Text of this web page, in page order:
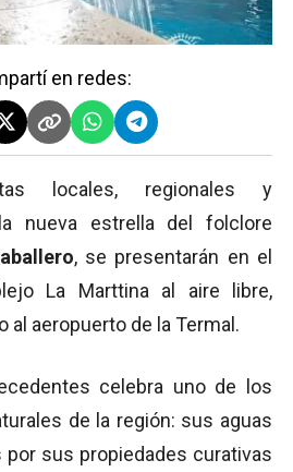
en redes:
locales, regionales y
nueva estrella del folclore
, se presentarán en el
La Marttina al aire libre,
al aeropuerto de la Termal.
celebra uno de los
de la región: sus aguas
sus propiedades curativas